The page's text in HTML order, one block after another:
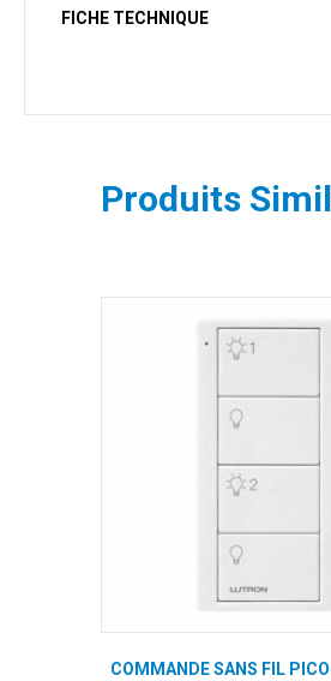
FICHE TECHNIQUE
Produits
COMMANDE SANS FIL